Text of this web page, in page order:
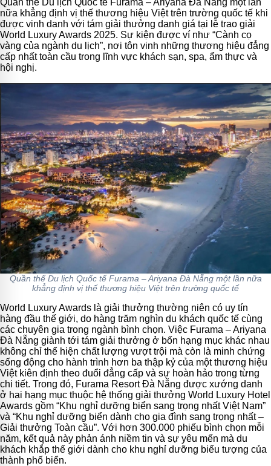
nữa khẳng định vị thế thương hiệu Việt trên trường quốc tế khi
được vinh danh với tám giải thưởng danh giá tại lễ trao giải
World Luxury Awards 2025. Sự kiện được ví như “Cành cọ
vàng của ngành du lịch”, nơi tôn vinh những thương hiệu đẳng
cấp nhất toàn cầu trong lĩnh vực khách sạn, spa, ẩm thực và
hội nghị.
Quần thể Du lịch Quốc tế Furama – Ariyana Đà Nẵng một lần nữa
khẳng định vị thế thương hiệu Việt trên trường quốc tế
World Luxury Awards là giải thưởng thường niên có uy tín
hàng đầu thế giới, do hàng trăm nghìn du khách quốc tế cùng
các chuyên gia trong ngành bình chọn. Việc Furama – Ariyana
Đà Nẵng giành tới tám giải thưởng ở bốn hạng mục khác nhau
không chỉ thể hiện chất lượng vượt trội mà còn là minh chứng
sống động cho hành trình hơn ba thập kỷ của một thương hiệu
Việt kiên định theo đuổi đẳng cấp và sự hoàn hảo trong từng
chi tiết. Trong đó, Furama Resort Đà Nẵng được xướng danh
ở hai hạng mục thuộc hệ thống giải thưởng World Luxury Hotel
Awards gồm “Khu nghỉ dưỡng biển sang trọng nhất Việt Nam”
và “Khu nghỉ dưỡng biển dành cho gia đình sang trọng nhất –
Giải thưởng Toàn cầu”. Với hơn 300.000 phiếu bình chọn mỗi
năm, kết quả này phản ánh niềm tin và sự yêu mến mà du
khách khắp thế giới dành cho khu nghỉ dưỡng biểu tượng của
thành phố biển.